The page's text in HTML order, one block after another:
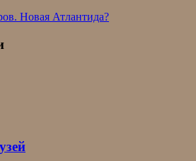
Новая Атлантида?